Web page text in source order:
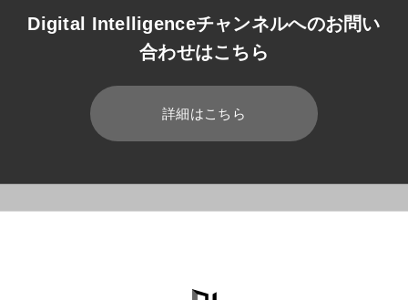
Digital Intelligenceチャンネルへのお問い
合わせはこちら
詳細はこちら